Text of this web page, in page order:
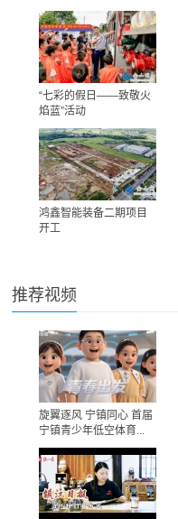
“七彩的假日——致敬火
焰蓝”活动
鸿鑫智能装备二期项目
开工
推荐视频
旋翼逐风 宁镇同心 首届
宁镇青少年低空体育...